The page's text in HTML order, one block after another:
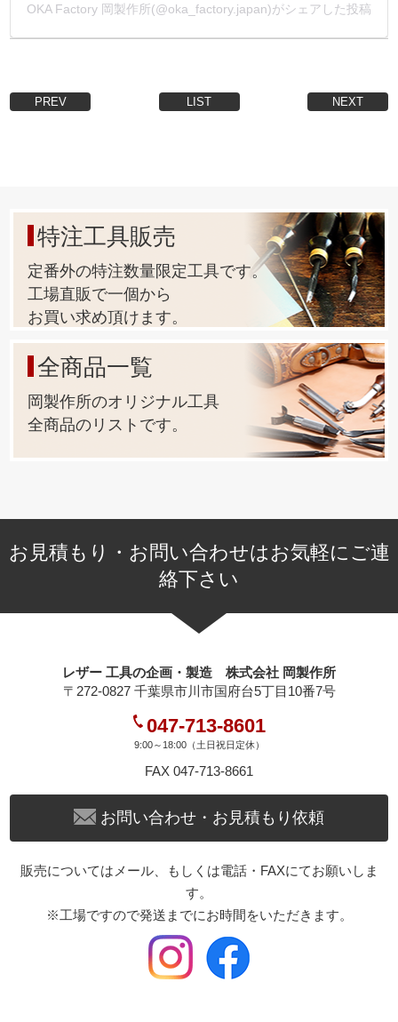
OKA Factory 岡製作所(@oka_factory.japan)がシェアした投稿
PREV LIST NEXT
特注工具販売
定番外の特注数量限定工具です。
工場直販で一個から
お買い求め頂けます。
全商品一覧
岡製作所のオリジナル工具
全商品のリストです。
お見積もり・お問い合わせはお気軽にご連
絡下さい
レザー 工具の企画・製造 株式会社 岡製作所
〒272-0827 千葉県市川市国府台5丁目10番7号
047-713-8601
9:00～18:00（土日祝日定休）
FAX 047-713-8661
お問い合わせ・お見積もり依頼
販売についてはメール、もしくは電話・FAXにてお願いしま
す。
※工場ですので発送までにお時間をいただきます。